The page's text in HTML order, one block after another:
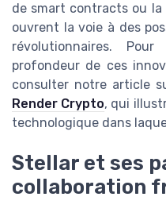
de smart contracts ou la
ouvrent la voie à des
révolutionnaires.
profondeur de ces
consulter notre article
Render Crypto, qui
technologique dans
Stellar et ses
collaboration